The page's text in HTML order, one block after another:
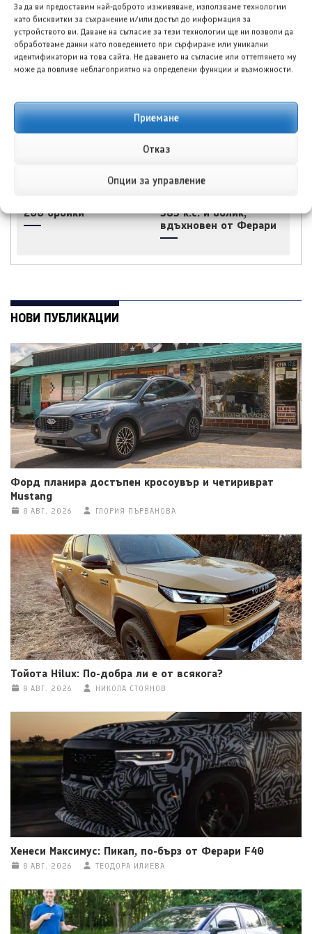
За да ви предоставим най-доброто изживяване, използваме технологии
като бисквитки за съхранение и/или достъп до информация за
устройството ви. Даване на съгласие за тези технологии ще ни позволи да
обработваме данни като поведението при сърфиране или уникални
идентификатори на това сайта. Не даването на съгласие или оттеглянето му
може да повлияе неблагоприятно на определени функции и възможности.
Приемане
Отказ
Опции за управление
Тойота bZ4X – разумен
избор за електрически
всъдеход
Хюндай Палисад
(Palisade) за 2026
година: Хибридният
вариант решава стар
проблем и се цели към
върха
Зийкр 7X Black Nova,
200 бройки
Луксийд RX: Новият
585 к.с. и облик,
вдъхновен от Ферари
НОВИ ПУБЛИКАЦИИ
Форд планира достъпен кросоувър и четириврат
Mustang
8 АВГ. 2026 ГЛОРИЯ ПЪРВАНОВА
Тойота Hilux: По-добра ли е от всякога?
8 АВГ. 2026 НИКОЛА СТОЯНОВ
Хенеси Максимус: Пикап, по-бърз от Ферари F40
8 АВГ. 2026 ТЕОДОРА ИЛИЕВА